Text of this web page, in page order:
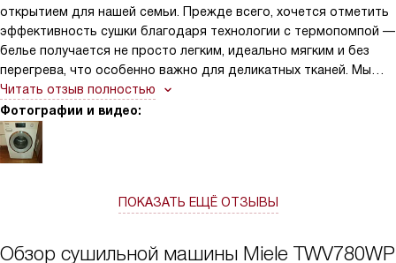
открытием для нашей семьи. Прежде всего, хочется отметить
эффективность сушки благодаря технологии с термопомпой —
белье получается не просто легким, идеально мягким и без
перегрева, что особенно важно для деликатных тканей. Мы
активно пользуемся разнообразными программами (их целых
23!), и каждый из них действительно адаптирует под
конкретный тип ткани: от джинсов до шерсти и спортивной
одежды. Специально выручает функцию «Быстрая сушка» — за
40 минут можно полностью высушить небольшую загрузку, что
возможность встраивания под столешницу и установку в
кухни, не занимая лишнего места. Управление реализовано
Читать отзыв полностью
Фотографии и видео:
ПОКАЗАТЬ ЕЩЁ ОТЗЫВЫ
Обзор сушильной машины Miele TWV780WP